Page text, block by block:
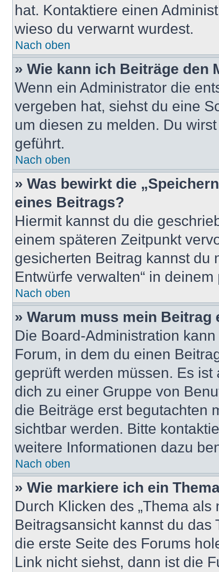
hat. Kontaktiere einen
wieso du verwarnt wurdest.
Nach oben
» Wie kann ich Beiträge den
Wenn ein Administrator die
vergeben hat, siehst du eine
um diesen zu melden. Du
geführt.
Nach oben
» Was bewirkt die
eines Beitrags?
Hiermit kannst du die
einem späteren Zeitpunkt
gesicherten Beitrag kannst du
Entwürfe verwalten“ in
Nach oben
» Warum muss mein
Die Board-Administration
Forum, in dem du einen
geprüft werden müssen. Es
dich zu einer Gruppe von
die Beiträge erst begutachten
sichtbar werden. Bitte
weitere Informationen dazu
Nach oben
» Wie markiere ich ein
Durch Klicken des „Thema
Beitragsansicht kannst du
die erste Seite des Forums
Link nicht siehst, dann ist die